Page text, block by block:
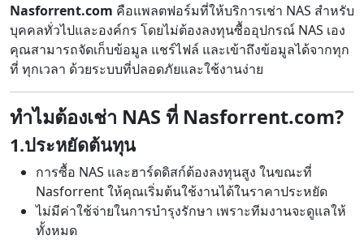
Nasforrent.com คือแพลตฟอร์มที่ให้บริการเช่า NAS สำหรับ
บุคคลทั่วไปและองค์กร โดยไม่ต้องลงทุนซื้ออุปกรณ์ NAS เอง
คุณสามารถจัดเก็บข้อมูล แชร์ไฟล์ และเข้าถึงข้อมูลได้จากทุก
ที่ ทุกเวลา ด้วยระบบที่ปลอดภัยและใช้งานง่าย
ทำไมต้องเช่า NAS ที่ Nasforrent.com?
1.ประหยัดต้นทุน
การซื้อ NAS และฮาร์ดดิสก์ต้องลงทุนสูง ในขณะที่
Nasforrent ให้คุณเริ่มต้นใช้งานได้ในราคาประหยัด
ไม่มีค่าใช้จ่ายในการบำรุงรักษา เพราะทีมงานจะดูแลให้
ทั้งหมด